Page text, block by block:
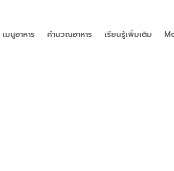
เมนูอาหาร คำนวณอาหาร เรียนรู้เพิ่มเติม